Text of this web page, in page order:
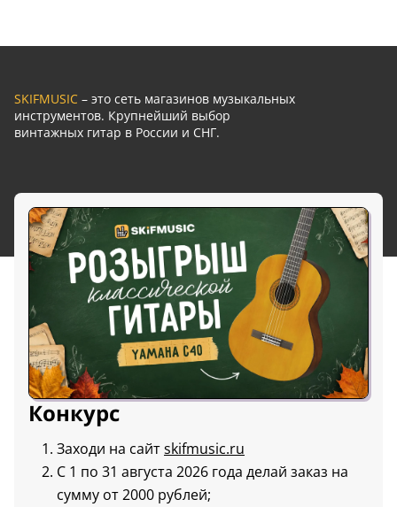
SKIFMUSIC – это сеть магазинов музыкальных
инструментов. Крупнейший выбор
винтажных гитар в России и СНГ.
Конкурс
Заходи на сайтskifmusic.ru
С 1 по 31 августа 2026 года делай заказ на
сумму от 2000 рублей;